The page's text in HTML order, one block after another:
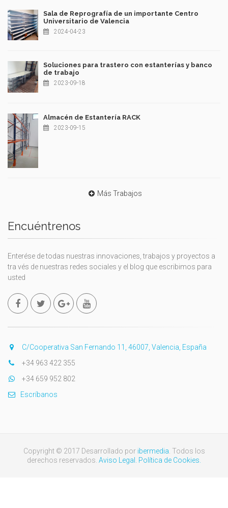
Sala de Reprografía de un importante Centro
Universitario de Valencia
2024-04-23
Soluciones para trastero con estanterías y banco
de trabajo
2023-09-18
Almacén de Estantería RACK
2023-09-15
Más Trabajos
Encuéntrenos
Enterése de todas nuestras innovaciones, trabajos y proyectos a
tra vés de nuestras redes sociales y el blog que escribimos para
usted
C/Cooperativa San Fernando 11, 46007, Valencia, España
+34 963 422 355
+34 659 952 802
Escríbanos
Copyright © 2017 Desarrollado por ibermedia. Todos los
derechos reservados. Aviso Legal. Política de Cookies.